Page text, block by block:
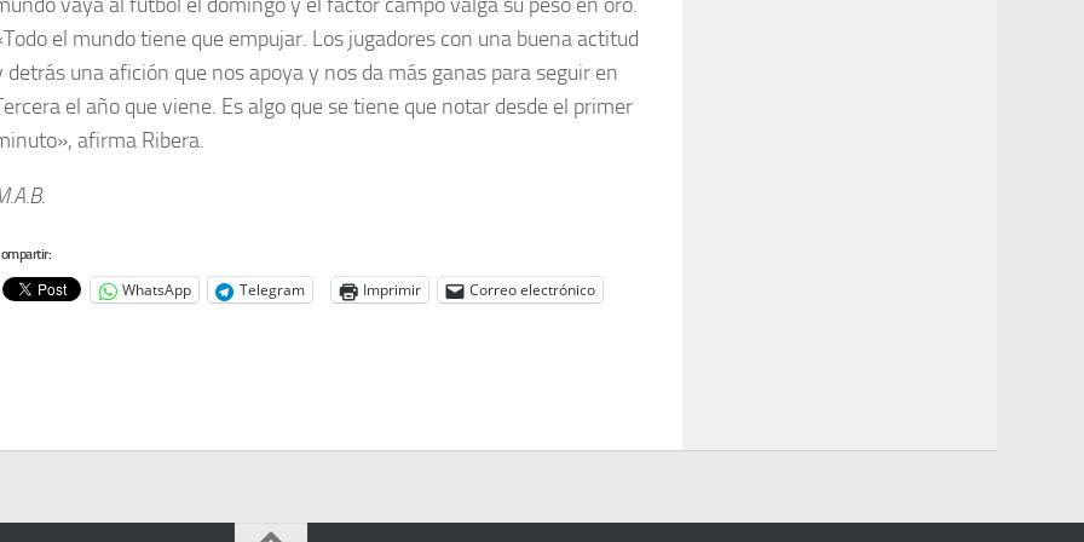
el mundo tiene que empujar. Los jugadores con una buena actitud
detrás una afición que nos apoya y nos da más ganas para seguir en
el año que viene. Es algo que se tiene que notar desde el primer
afirma Ribera.
WhatsApp Telegram Imprimir Correo electrónico